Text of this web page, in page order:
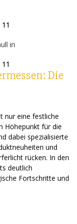
11
in
11
Die
nur eine festliche
Höhepunkt für die
dabei spezialisierte
und
rücken. In den
deutlich
Fortschritte und